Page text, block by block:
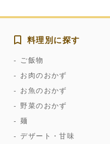
料理別に探す
ご飯物
お肉のおかず
お魚のおかず
野菜のおかず
麺
デザート・甘味